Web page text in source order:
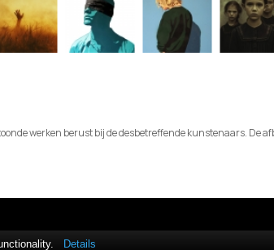
werken berust bij de desbetreffende kunstenaars. De
Details